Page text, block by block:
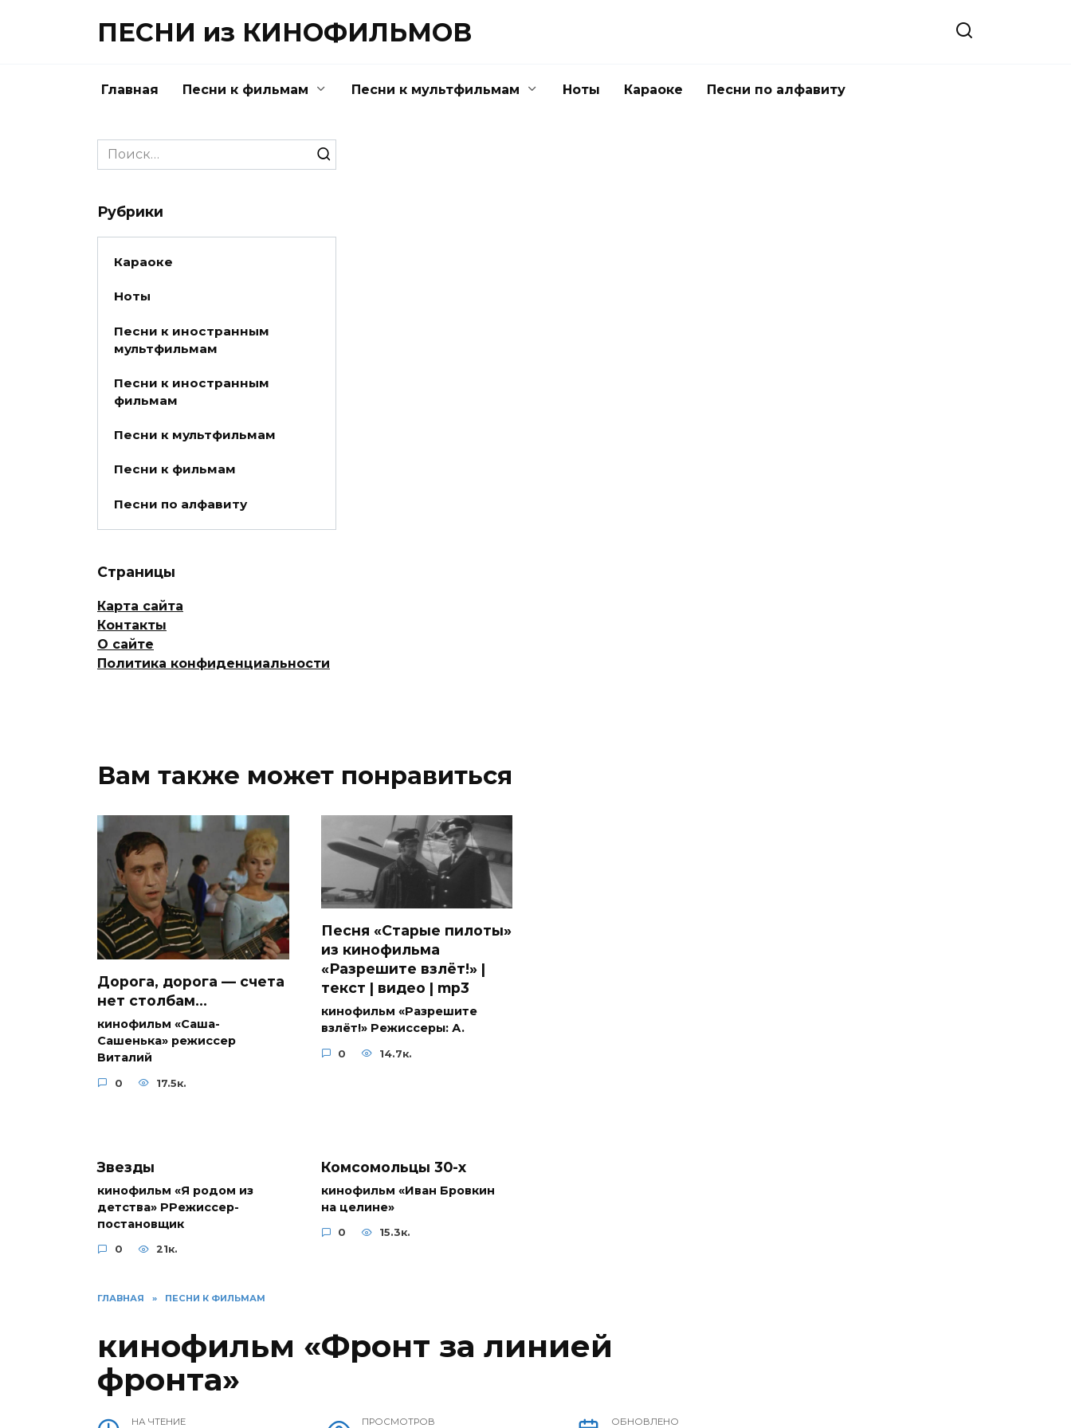
ПЕСНИ из КИНОФИЛЬМОВ
Главная Песни к фильмам Песни к мультфильмам Ноты Караоке Песни по алфавиту
ГЛАВНАЯ » ПЕСНИ К ФИЛЬМАМ
кинофильм «Фронт за линией
фронта»
НА ЧТЕНИЕ ПРОСМОТРОВ ОБНОВЛЕНО
Search
for:
Рубрики
Караоке
Ноты
Песни к иностранным
мультфильмам
Песни к иностранным
фильмам
Песни к мультфильмам
Песни к фильмам
Песни по алфавиту
Страницы
Карта сайта
Контакты
О сайте
Политика конфиденциальности
Вам также может понравиться
Дорога, дорога — счета
нет столбам…
кинофильм «Саша-
Сашенька» режиссер
Виталий
0 17.5к.
Песня «Старые пилоты»
из кинофильма
«Разрешите взлёт!» |
текст | видео | mp3
кинофильм «Разрешите
взлёт!» Режиссеры: А.
0 14.7к.
Звезды
кинофильм «Я родом из
детства» РРежиссер-
постановщик
0 21к.
Комсомольцы 30-x
кинофильм «Иван Бровкин
на целине»
0 15.3к.